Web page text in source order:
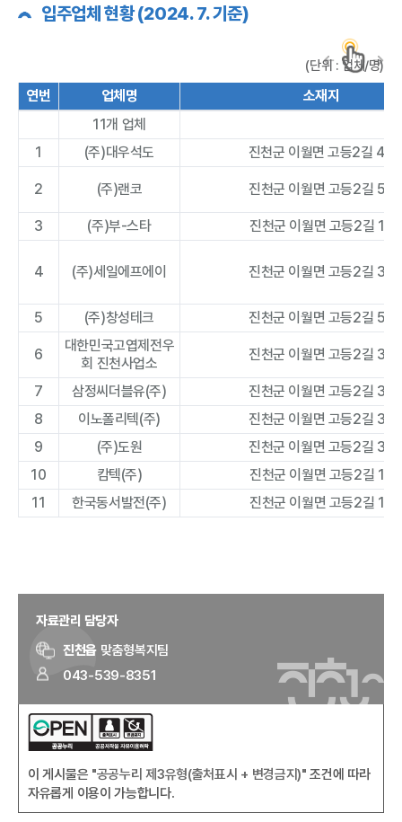
입주업체 현황 (2024. 7. 기준)
(단위 : 업체/명)
연번 업체명
소재지
11개 업체
1
(주)대우석도 진천군 이월면 고등2길 46
2 (주)랜코 진천군 이월면 고등2길 52
3 (주)부-스타 진천군 이월면 고등2길 18
4 (주)세일에프에이 진천군 이월면 고등2길 36
5 (주)창성테크 진천군 이월면 고등2길 52
6
대한민국고엽제전우
회 진천사업소
진천군 이월면 고등2길 37
7 삼정씨더블유(주)
진천군 이월면 고등2길 37
8
이노폴리텍(주)
진천군 이월면 고등2길 32
9
(주)도원
진천군 이월면 고등2길 32
10
캄텍(주)
진천군 이월면 고등2길 15
11
한국동서발전(주) 진천군 이월면 고등2길 18
자료관리 담당자
진천읍 맞춤형복지팀
043-539-8351
이 게시물은 "공공누리 제3유형(출처표시 + 변경금지)" 조건에 따라
자유롭게 이용이 가능합니다.